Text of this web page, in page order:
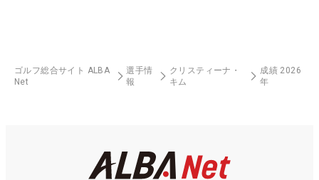
ゴルフ総合サイト ALBA
Net
選手情
報
クリスティーナ・
キム
成績 2026
年